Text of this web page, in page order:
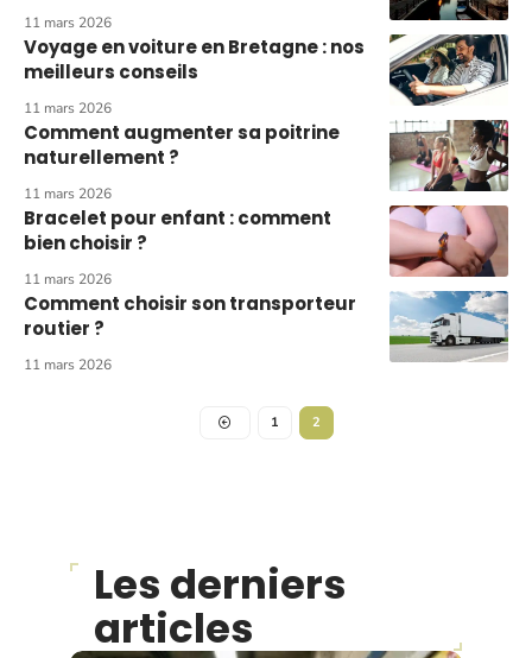
11 mars 2026
Voyage en voiture en Bretagne : nos
meilleurs conseils
11 mars 2026
Comment augmenter sa poitrine
naturellement ?
11 mars 2026
Bracelet pour enfant : comment
bien choisir ?
11 mars 2026
Comment choisir son transporteur
routier ?
11 mars 2026
1 2
Les derniers
articles